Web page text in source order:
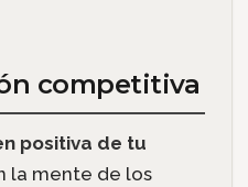
competitiva
positiva de tu
la mente de los